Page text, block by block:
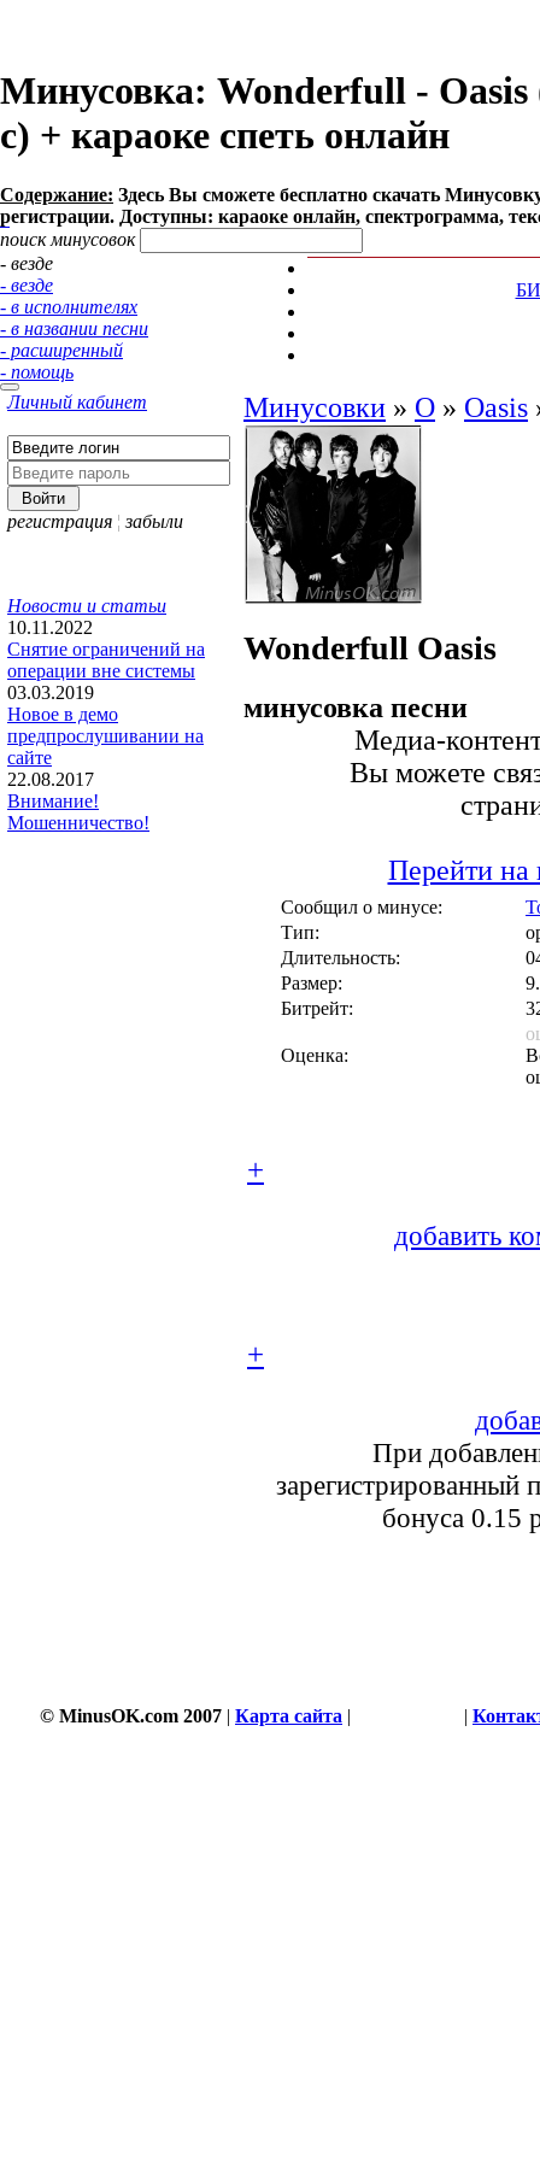
Минусовка: Wonderfull - Oasis
с) + караоке спеть онлайн
Содержание: Здесь Вы сможете бесплатно cкачать
регистрации. Доступны: караоке онлайн, спектрограмма,
поиск минусовок
- везде
- везде
- в исполнителях
- в названии песни
- расширенный
- помощь
Личный кабинет
регистрация ¦ забыли
Новости и статьи
10.11.2022
Снятие ограничений на
операции вне системы
03.03.2019
Новое в демо
предпрослушивании на
сайте
22.08.2017
Внимание!
Мошенничество!
Минусовки » O » Oasis
Wonderfull Oasis
минусовка песни
Медиа-
Вы можете
Перейти на
Сообщил о минусе:
Тип:
Длительность:
Размер:
Битрейт:
Оценка:
+
добавить
+
При
зарегистрированный
бонуса 0.15
© MinusOK.com 2007 | Карта сайта | |